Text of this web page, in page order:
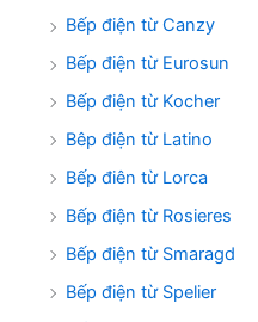
Bếp điện từ Canzy
Bếp điện từ Eurosun
Bếp điện từ Kocher
Bêp điện từ Latino
Bếp điên từ Lorca
Bếp điện từ Rosieres
Bếp điện từ Smaragd
Bếp điện từ Spelier